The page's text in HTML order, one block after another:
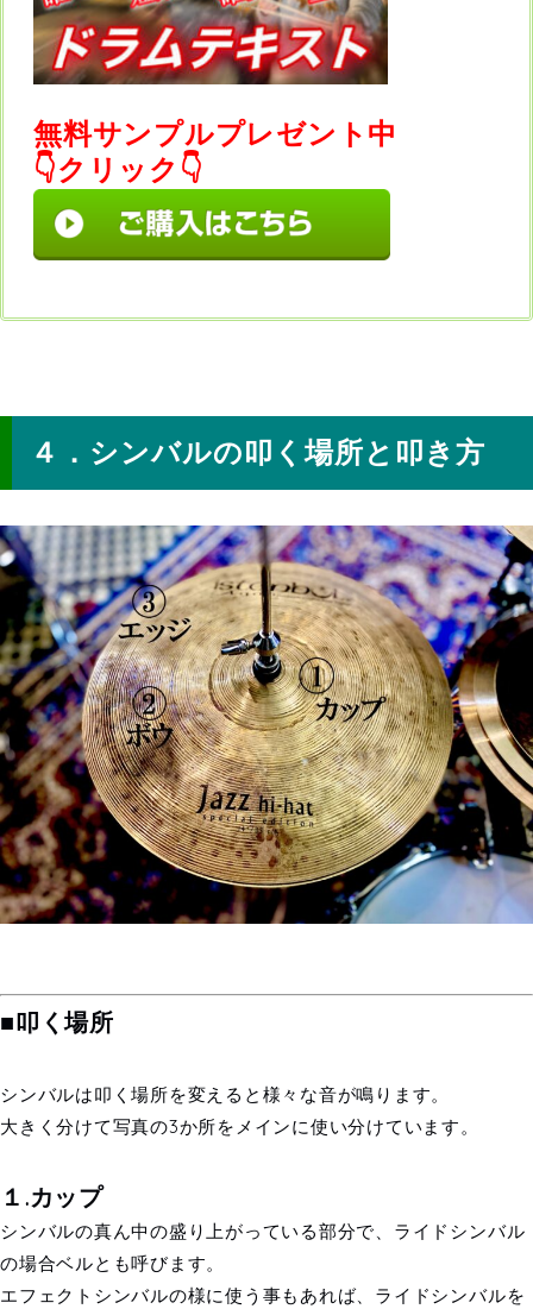
無料サンプルプレゼント中
👇クリック👇
４．シンバルの叩く場所と叩き方
■叩く場所
シンバルは叩く場所を変えると様々な音が鳴ります。
大きく分けて写真の3か所をメインに使い分けています。
１.カップ
シンバルの真ん中の盛り上がっている部分で、ライドシンバル
の場合ベルとも呼びます。
エフェクトシンバルの様に使う事もあれば、ライドシンバルを